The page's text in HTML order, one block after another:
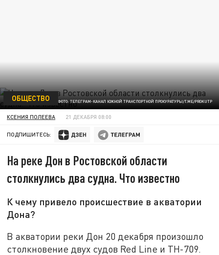
ФОТО: ТЕЛЕГРАМ-КАНАЛ ЮЖНОЙ ТРАНСПОРТНОЙ ПРОКУРАТУРЫ/T.ME/PROKUTP
ОБЩЕСТВО
КСЕНИЯ ПОЛЕЕВА 21 ДЕКАБРЯ 08:00
ПОДПИШИТЕСЬ:
На реке Дон в Ростовской области
столкнулись два судна. Что известно
К чему привело происшествие в акватории
Дона?
В акватории реки Дон 20 декабря произошло
столкновение двух судов Red Line и ТН-709.